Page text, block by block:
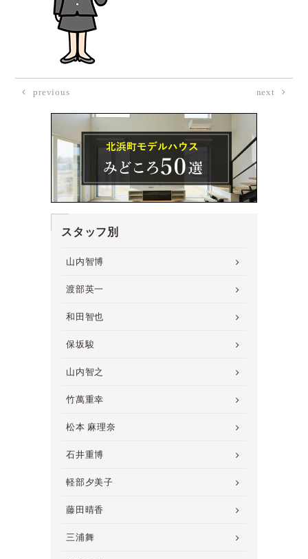
previous next
スタッフ別
山内智博
渡部英一
和田智也
保坂駿
山内智之
竹萬重幸
松本 麻理奈
石井重博
軽部夕美子
藤田晴香
三浦舞